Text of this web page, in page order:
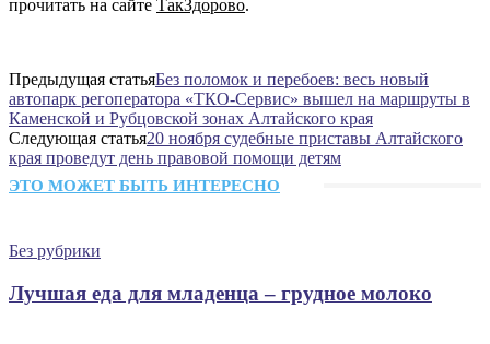
прочитать на сайте ТакЗдорово.
Предыдущая статьяБез поломок и перебоев: весь новый
автопарк регоператора «ТКО-Сервис» вышел на маршруты в
Каменской и Рубцовской зонах Алтайского края
Следующая статья20 ноября судебные приставы Алтайского
края проведут день правовой помощи детям
ЭТО МОЖЕТ БЫТЬ ИНТЕРЕСНО
Без рубрики
Лучшая еда для младенца – грудное молоко